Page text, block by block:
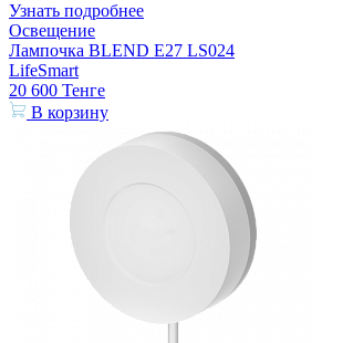
Узнать подробнее
Освещение
Лампочка BLEND E27 LS024
LifeSmart
20 600 Тенге
В корзину